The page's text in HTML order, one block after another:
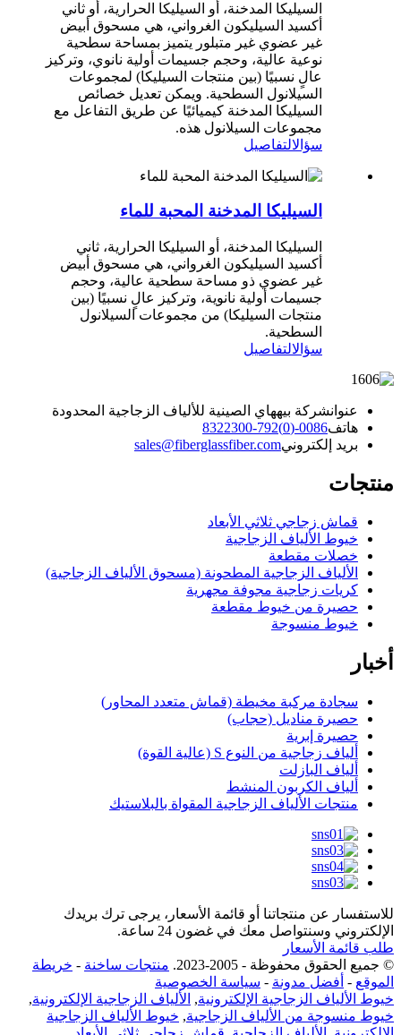
السيليكا المدخنة، أو السيليكا الحرارية، أو ثاني
أكسيد السيليكون الغرواني، هي مسحوق أبيض
غير عضوي غير متبلور يتميز بمساحة سطحية
نوعية عالية، وحجم جسيمات أولية نانوي، وتركيز
عالٍ نسبيًا (بين منتجات السيليكا) لمجموعات
السيلانول السطحية. ويمكن تعديل خصائص
السيليكا المدخنة كيميائيًا عن طريق التفاعل مع
مجموعات السيلانول هذه.
سؤالالتفاصيل
السيليكا المدخنة المحبة للماء
السيليكا المدخنة، أو السيليكا الحرارية، ثاني
أكسيد السيليكون الغرواني، هي مسحوق أبيض
غير عضوي ذو مساحة سطحية عالية، وحجم
جسيمات أولية نانوية، وتركيز عالٍ نسبيًا (بين
منتجات السيليكا) من مجموعات السيلانول
السطحية.
سؤالالتفاصيل
عنوانشركة بيههاي الصينية للألياف الزجاجية المحدودة
هاتف0086-(0)792-8322300
بريد إلكترونيsales@fiberglassfiber.com
منتجات
قماش زجاجي ثلاثي الأبعاد
خيوط الألياف الزجاجية
خصلات مقطعة
الألياف الزجاجية المطحونة (مسحوق الألياف الزجاجية)
كريات زجاجية مجوفة مجهرية
حصيرة من خيوط مقطعة
خيوط منسوجة
أخبار
سجادة مركبة مخيطة (قماش متعدد المحاور)
حصيرة مناديل (حجاب)
حصيرة إبرية
ألياف زجاجية من النوع S (عالية القوة)
ألياف البازلت
ألياف الكربون المنشط
منتجات الألياف الزجاجية المقواة بالبلاستيك
للاستفسار عن منتجاتنا أو قائمة الأسعار، يرجى ترك بريدك
الإلكتروني وسنتواصل معك في غضون 24 ساعة.
طلب قائمة الأسعار
© جميع الحقوق محفوظة - 2005-2023.
منتجات ساخنة - خريطة
الموقع - أفضل مدونة - سياسة الخصوصية
خيوط الألياف الزجاجية الإلكترونية, الألياف الزجاجية الإلكترونية,
خيوط منسوجة من الألياف الزجاجية, خيوط الألياف الزجاجية